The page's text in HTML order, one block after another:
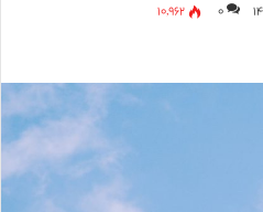
۰
۱۰,۹۶۲